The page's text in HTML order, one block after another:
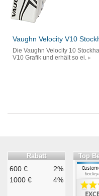
Vaughn Velocity V10
Die Vaughn Velocity 10
V10 Grafik und erhält so ei.
Rabatt
600 €
2%
1000 €
4%
Top